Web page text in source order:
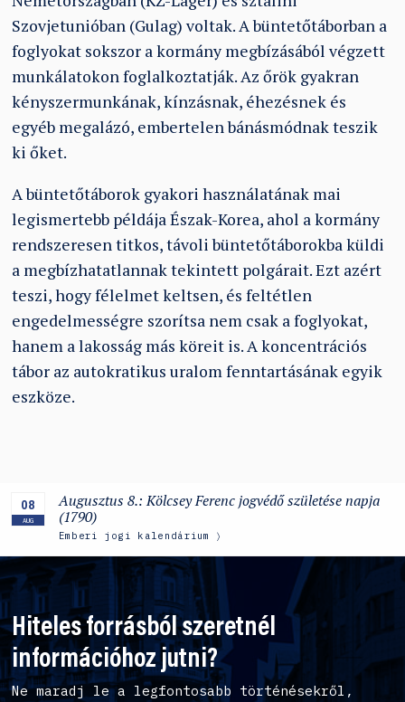
Szovjetunióban (Gulag) voltak. A büntetőtáborban a
foglyokat sokszor a kormány megbízásából végzett
munkálatokon foglalkoztatják. Az őrök gyakran
kényszermunkának, kínzásnak, éhezésnek és
egyéb megalázó, embertelen bánásmódnak teszik
ki őket.
A büntetőtáborok gyakori használatának mai
legismertebb példája Észak-Korea, ahol a kormány
rendszeresen titkos, távoli büntetőtáborokba küldi
a megbízhatatlannak tekintett polgárait. Ezt azért
teszi, hogy félelmet keltsen, és feltétlen
engedelmességre szorítsa nem csak a foglyokat,
hanem a lakosság más köreit is. A koncentrációs
tábor az autokratikus uralom fenntartásának egyik
eszköze.
08
AUG
Augusztus 8.: Kölcsey Ferenc jogvédő születése napja
(1790)
Emberi jogi kalendárium
Hiteles forrásból szeretnél
információhoz jutni?
Ne maradj le a legfontosabb történésekről,